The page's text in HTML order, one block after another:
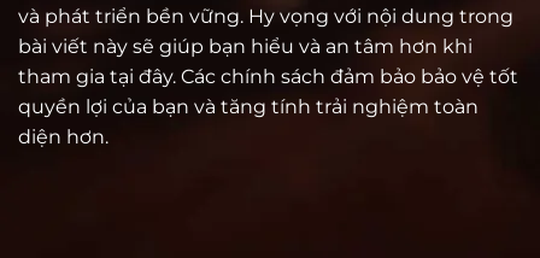
và phát triển bền vững. Hy vọng với nội dung trong
bài viết này sẽ giúp bạn hiểu và an tâm hơn khi
tham gia tại đây. Các chính sách đảm bảo bảo vệ tốt
quyền lợi của bạn và tăng tính trải nghiệm toàn
diện hơn.